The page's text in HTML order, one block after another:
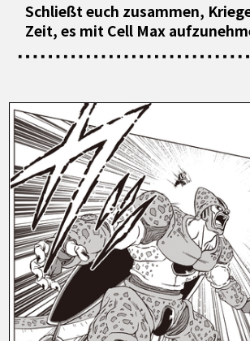
Schließt euch zusammen,
Zeit, es mit Cell Max